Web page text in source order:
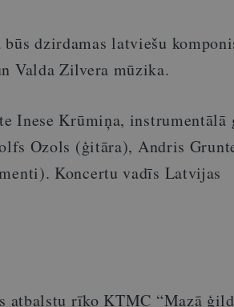
dzirdamas latviešu
Valda Zilvera mūzika.
Inese Krūmiņa, instrumentālā
Ozols (ģitāra), Andris
Koncertu vadīs Latvijas
atbalstu rīko KTMC “Mazā